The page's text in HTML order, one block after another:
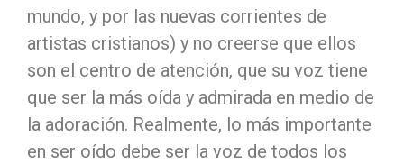
mundo, y por las nuevas corrientes de
artistas cristianos) y no creerse que ellos
son el centro de atención, que su voz tiene
que ser la más oída y admirada en medio de
la adoración. Realmente, lo más importante
en ser oído debe ser la voz de todos los